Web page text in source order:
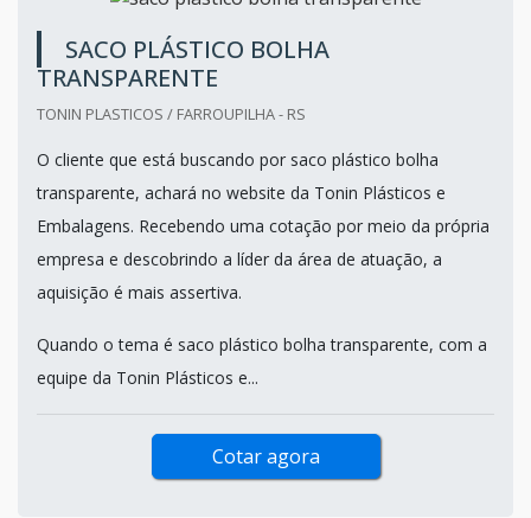
SACO PLÁSTICO BOLHA
TRANSPARENTE
TONIN PLASTICOS / FARROUPILHA - RS
O cliente que está buscando por saco plástico bolha
transparente, achará no website da Tonin Plásticos e
Embalagens. Recebendo uma cotação por meio da própria
empresa e descobrindo a líder da área de atuação, a
aquisição é mais assertiva.
Quando o tema é saco plástico bolha transparente, com a
equipe da Tonin Plásticos e...
Cotar agora